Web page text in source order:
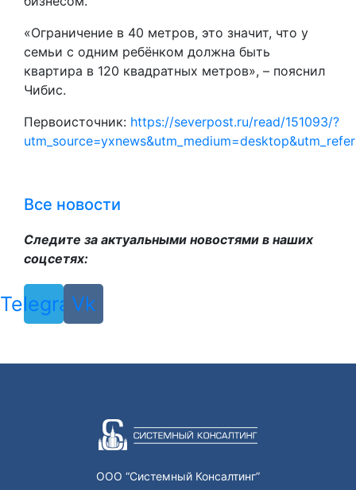
«Ограничение в 40 метров, это значит, что у
семьи с одним ребёнком должна быть
квартира в 120 квадратных метров», – пояснил
Чибис.
Первоисточник: https://severpost.ru/read/151093/?
Все новости
Следите за актуальными новостями в наших
соцсетях:
Telegram
Vk
ООО “Системный Консалтинг”